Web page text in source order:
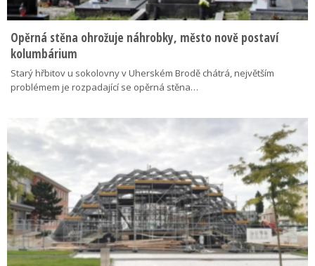
Opěrná stěna ohrožuje náhrobky, město nově postaví
kolumbárium
Starý hřbitov u sokolovny v Uherském Brodě chátrá, největším
problémem je rozpadající se opěrná stěna…